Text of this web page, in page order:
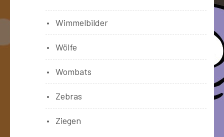
Wimmelbilder
Wölfe
Wombats
Zebras
Ziegen